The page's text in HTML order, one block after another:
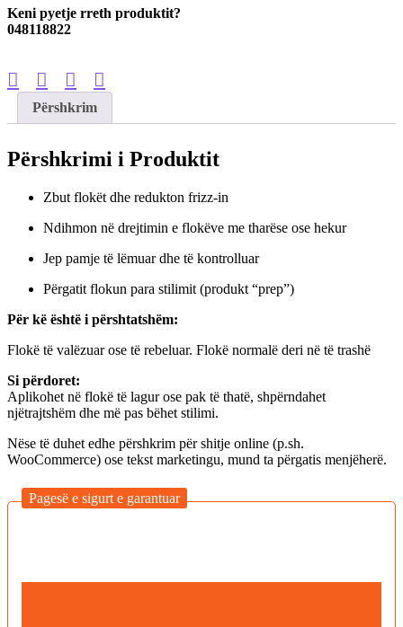
Keni pyetje rreth produktit?
048118822
Përshkrim
Përshkrimi i Produktit
Zbut flokët dhe redukton frizz-in
Ndihmon në drejtimin e flokëve me tharëse ose hekur
Jep pamje të lëmuar dhe të kontrolluar
Përgatit flokun para stilimit (produkt “prep”)
Për kë është i përshtatshëm:
Flokë të valëzuar ose të rebeluar. Flokë normalë deri në të trashë
Si përdoret:
Aplikohet në flokë të lagur ose pak të thatë, shpërndahet
njëtrajtshëm dhe më pas bëhet stilimi.
Nëse të duhet edhe përshkrim për shitje online (p.sh.
WooCommerce) ose tekst marketingu, mund ta përgatis menjëherë.
Pagesë e sigurt e garantuar